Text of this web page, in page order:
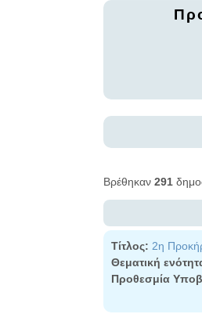
Βρέθηκαν 291
Τίτλος: 2η
Θεματική
Προθεσμία